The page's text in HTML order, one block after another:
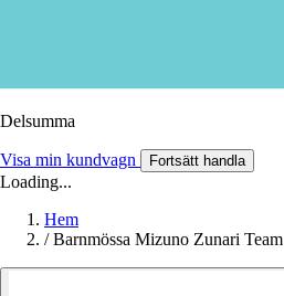
Delsumma
Visa min kundvagn Fortsätt handla
Loading...
Hem
/ Barnmössa Mizuno Zunari Team